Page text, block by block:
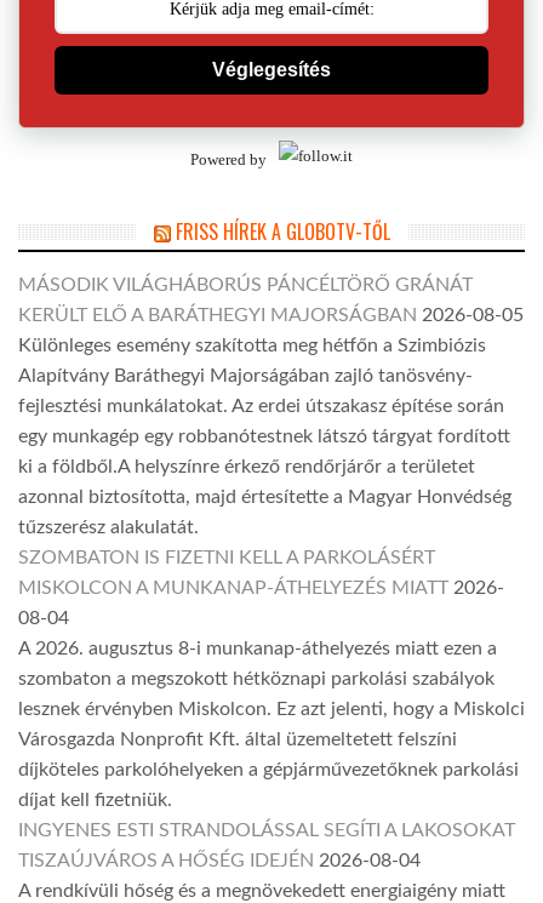
Véglegesítés
Powered by
FRISS HÍREK A GLOBOTV-TŐL
MÁSODIK VILÁGHÁBORÚS PÁNCÉLTÖRŐ GRÁNÁT
KERÜLT ELŐ A BARÁTHEGYI MAJORSÁGBAN 2026-08-05
Különleges esemény szakította meg hétfőn a Szimbiózis
Alapítvány Baráthegyi Majorságában zajló tanösvény-
fejlesztési munkálatokat. Az erdei útszakasz építése során
egy munkagép egy robbanótestnek látszó tárgyat fordított
ki a földből.A helyszínre érkező rendőrjárőr a területet
azonnal biztosította, majd értesítette a Magyar Honvédség
tűzszerész alakulatát.
SZOMBATON IS FIZETNI KELL A PARKOLÁSÉRT
MISKOLCON A MUNKANAP-ÁTHELYEZÉS MIATT 2026-
08-04
A 2026. augusztus 8-i munkanap-áthelyezés miatt ezen a
szombaton a megszokott hétköznapi parkolási szabályok
lesznek érvényben Miskolcon. Ez azt jelenti, hogy a Miskolci
Városgazda Nonprofit Kft. által üzemeltetett felszíni
díjköteles parkolóhelyeken a gépjárművezetőknek parkolási
díjat kell fizetniük.
INGYENES ESTI STRANDOLÁSSAL SEGÍTI A LAKOSOKAT
TISZAÚJVÁROS A HŐSÉG IDEJÉN 2026-08-04
A rendkívüli hőség és a megnövekedett energiaigény miatt